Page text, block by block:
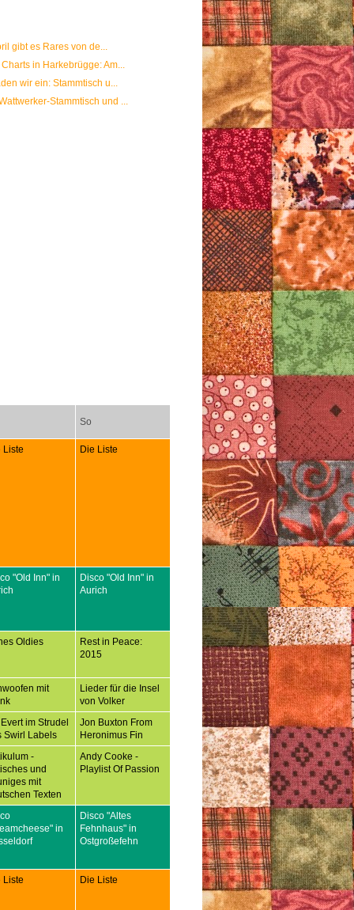
gibt es Rares von de...
in Harkebrügge: Am...
wir ein: Stammtisch u...
Stammtisch und ...
So
Liste Die Liste
"Old Inn" in
Disco "Old Inn" in
Aurich
Oldies
Rest in Peace:
2015
mit
Lieder für die Insel
von Volker
im Strudel
Swirl Labels
Jon Buxton From
Heronimus Fin
-
und
mit
Texten
Andy Cooke -
Playlist Of Passion
in
Disco "Altes
Fehnhaus" in
Ostgroßefehn
Liste Die Liste